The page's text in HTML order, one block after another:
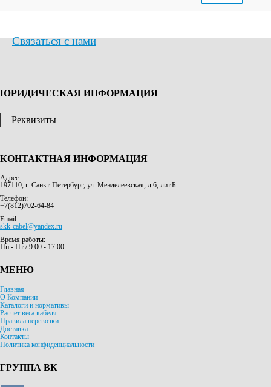
Связаться с нами
ЮРИДИЧЕСКАЯ ИНФОРМАЦИЯ
Реквизиты
КОНТАКТНАЯ ИНФОРМАЦИЯ
Адрес:
197110, г. Санкт-Петербург, ул. Менделеевская, д.6, лит.Б
Телефон:
+7(812)702-64-84
Email:
skk-cabel@yandex.ru
Время работы:
Пн - Пт / 9:00 - 17:00
МЕНЮ
Главная
О Компании
Каталоги и нормативы
Расчет веса кабеля
Правила перевозки
Доставка
Контакты
Политика конфиденциальности
ГРУППА ВК